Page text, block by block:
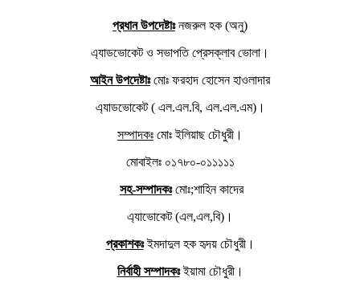
প্রধান উপদেষ্টাঃনজরুল হক (অনু)
এ্যাডভোকেট ও সভাপতি প্রেসক্লাব ভোলা।
আইন উপদেষ্টাঃমোঃ ফরহাদ হোসেন হাওলাদার
এ্যাডভোকেট ( এল.এল.বি, এল.এল.এম)।
সম্পাদকঃ মোঃ ইলিয়াছ চৌধুরী।
মোবাইলঃ ০১৭৮০-০১১১১১
সহ-সম্পাদকঃমোঃ;শাহিন কাদের
এ্যাভোকেট (এল,এল,বি)।
প্রকাশকঃইমদাদুল হক হৃদয় চৌধুরী।
নির্বাহী সম্পাদকঃইয়ামা চৌধুরী।